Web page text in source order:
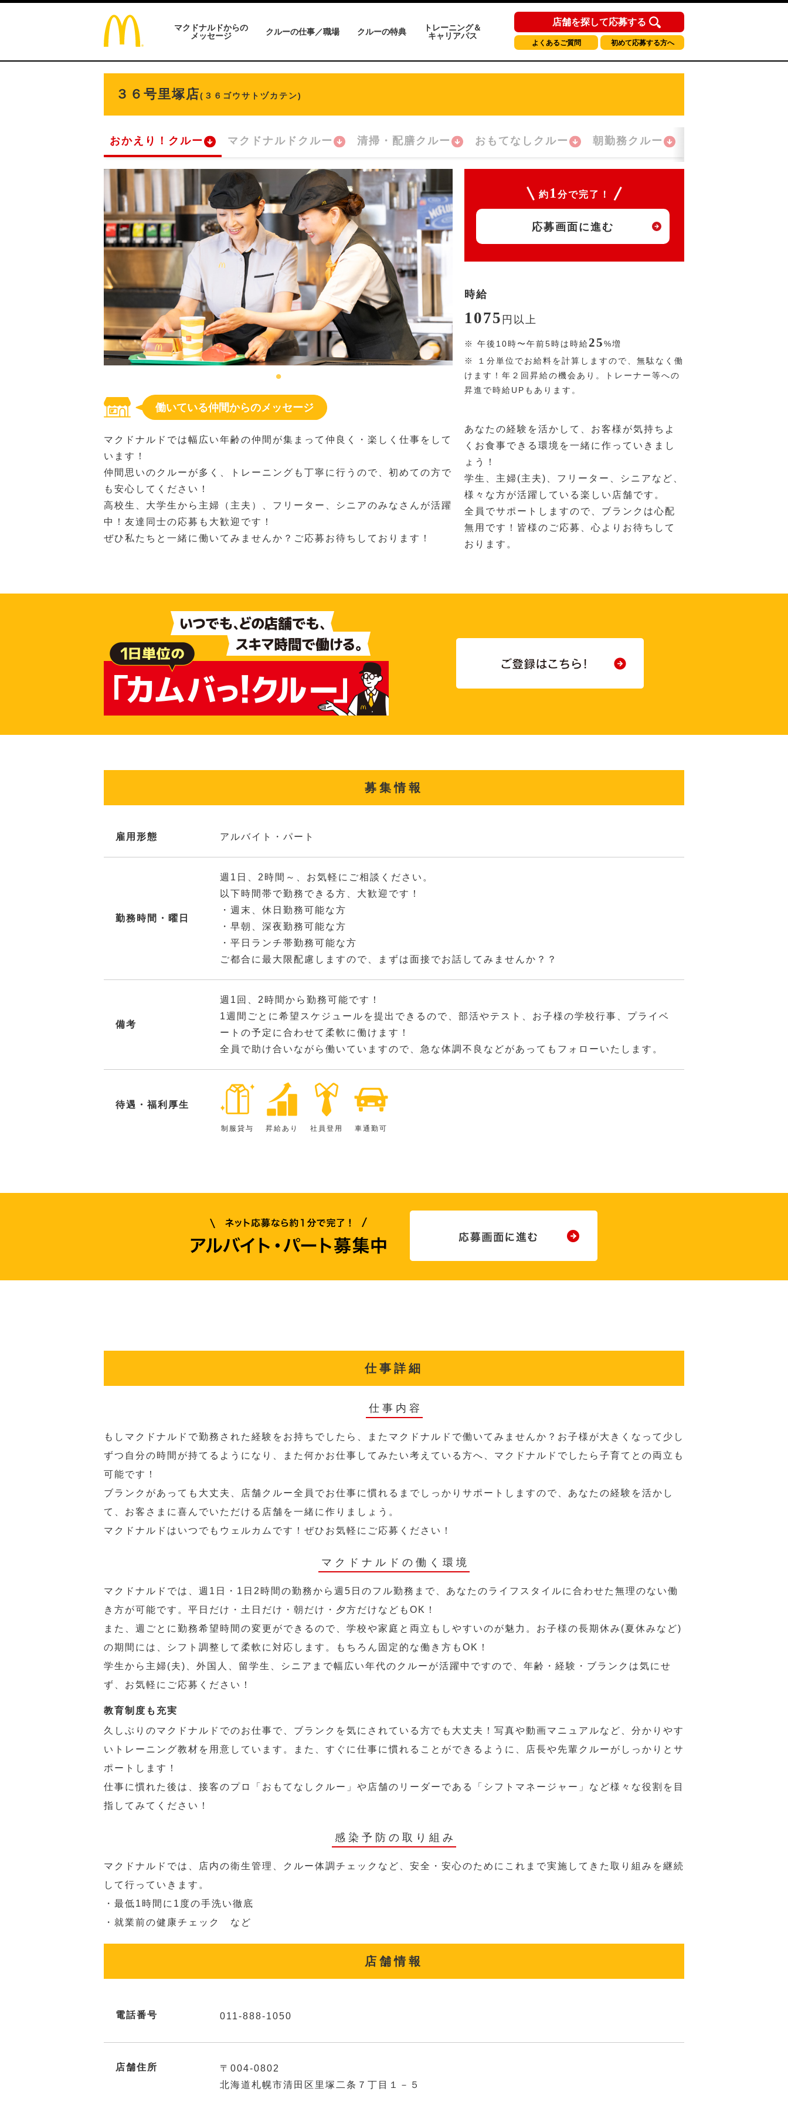
マクドナルドからの
メッセージ
クルーの仕事／職場 クルーの特典
トレーニング＆
キャリアパス
店舗を探して応募する
よくあるご質問 初めて応募する方へ
３６号里塚店(３６ゴウサトヅカテン)
おかえり！クルー マクドナルドクルー 清掃・配膳クルー おもてなしクルー 朝勤務クルー
働いている仲間からのメッセージ
マクドナルドでは幅広い年齢の仲間が集まって仲良く・楽しく仕事をして
います！
仲間思いのクルーが多く、トレーニングも丁寧に行うので、初めての方で
も安心してください！
高校生、大学生から主婦（主夫）、フリーター、シニアのみなさんが活躍
中！友達同士の応募も大歓迎です！
ぜひ私たちと一緒に働いてみませんか？ご応募お待ちしております！
約 1 分で完了！
応募画面に進む
時給
1075 円 以上
※ 午後10時〜午前5時は時給25%増
※
１分単位でお給料を計算しますので、無駄なく働
けます！年２回昇給の機会あり。トレーナー等への
昇進で時給UPもあります。
あなたの経験を活かして、お客様が気持ちよ
くお食事できる環境を一緒に作っていきまし
ょう！
学生、主婦(主夫)、フリーター、シニアなど、
様々な方が活躍している楽しい店舗です。
全員でサポートしますので、ブランクは心配
無用です！皆様のご応募、心よりお待ちして
おります。
募集情報
雇用形態 アルバイト・パート
勤務時間・曜日
週1日、2時間～、お気軽にご相談ください。
以下時間帯で勤務できる方、大歓迎です！
・週末、休日勤務可能な方
・早朝、深夜勤務可能な方
・平日ランチ帯勤務可能な方
ご都合に最大限配慮しますので、まずは面接でお話してみませんか？？
備考
週1回、2時間から勤務可能です！
1週間ごとに希望スケジュールを提出できるので、部活やテスト、お子様の学校行事、プライベ
ートの予定に合わせて柔軟に働けます！
全員で助け合いながら働いていますので、急な体調不良などがあってもフォローいたします。
待遇・福利厚生
制服貸与 昇給あり 社員登用 車通勤可
仕事詳細
仕事内容
もしマクドナルドで勤務された経験をお持ちでしたら、またマクドナルドで働いてみませんか？お子様が大きくなって少し
ずつ自分の時間が持てるようになり、また何かお仕事してみたい考えている方へ、マクドナルドでしたら子育てとの両立も
可能です！
ブランクがあっても大丈夫、店舗クルー全員でお仕事に慣れるまでしっかりサポートしますので、あなたの経験を活かし
て、お客さまに喜んでいただける店舗を一緒に作りましょう。
マクドナルドはいつでもウェルカムです！ぜひお気軽にご応募ください！
マクドナルドの働く環境
マクドナルドでは、週1日・1日2時間の勤務から週5日のフル勤務まで、あなたのライフスタイルに合わせた無理のない働
き方が可能です。平日だけ・土日だけ・朝だけ・夕方だけなどもOK！
また、週ごとに勤務希望時間の変更ができるので、学校や家庭と両立もしやすいのが魅力。お子様の長期休み(夏休みなど)
の期間には、シフト調整して柔軟に対応します。もちろん固定的な働き方もOK！
学生から主婦(夫)、外国人、留学生、シニアまで幅広い年代のクルーが活躍中ですので、年齢・経験・ブランクは気にせ
ず、お気軽にご応募ください！
教育制度も充実
久しぶりのマクドナルドでのお仕事で、ブランクを気にされている方でも大丈夫！写真や動画マニュアルなど、分かりやす
いトレーニング教材を用意しています。また、すぐに仕事に慣れることができるように、店長や先輩クルーがしっかりとサ
ポートします！
仕事に慣れた後は、接客のプロ「おもてなしクルー」や店舗のリーダーである「シフトマネージャー」など様々な役割を目
指してみてください！
感染予防の取り組み
マクドナルドでは、店内の衛生管理、クルー体調チェックなど、安全・安心のためにこれまで実施してきた取り組みを継続
して行っていきます。
・最低1時間に1度の手洗い徹底
・就業前の健康チェック など
店舗情報
電話番号 011-888-1050
店舗住所
〒004-0802
北海道札幌市清田区里塚二条７丁目１－５